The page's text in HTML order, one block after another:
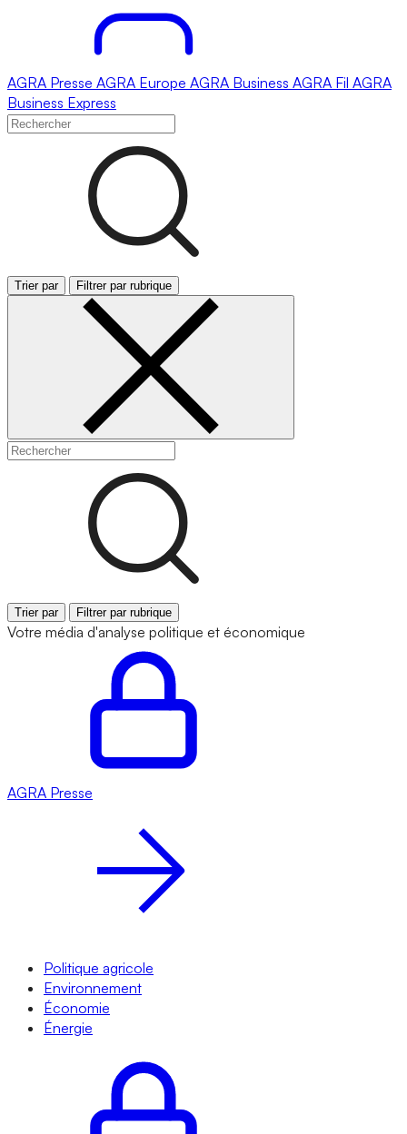
AGRA Presse AGRA Europe AGRA Business AGRA Fil AGRA
Business Express
Trier par Filtrer par rubrique
Trier par Filtrer par rubrique
Votre média d'analyse politique et économique
AGRA Presse
Politique agricole
Environnement
Économie
Énergie